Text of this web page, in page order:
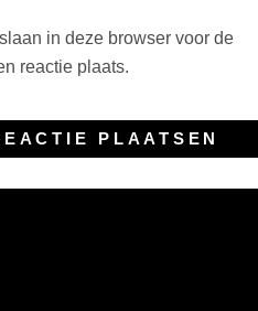
in deze browser voor de
reactie plaats.